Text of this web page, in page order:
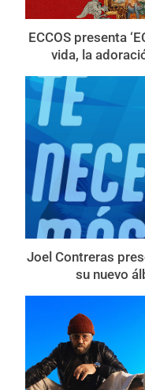
ECCOS presenta
vida, la
Joel Contreras
su nuevo